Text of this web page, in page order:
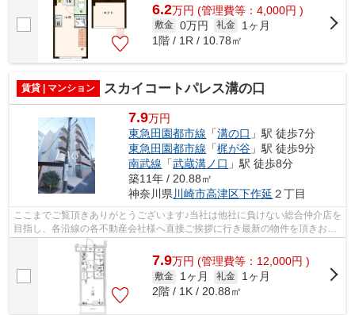
6.2万円 (管理費等：4,000円 )
敷金 0万円 礼金
1ヶ月
1階 / 1R / 10.78㎡
賃貸 | マンション スカイコートパレス溝の口
7.9万円
東急田園都市線 「溝の口 」駅 徒歩7分
東急田園都市線 「梶が谷 」駅 徒歩9分
南武線 「武蔵溝ノ口 」駅 徒歩8分
築11年 / 20.88㎡
神奈川県 川崎市高津区下作延 ２丁目
ここまでご覧頂きありがとうございます♪当社は他社に負けない総合仲介店を
目指し、各沿線の各不動産会社様へ直接ご挨拶に行き最新の物件を頂きお客
様へ提供しております！最新の情報は...
7.9万円 (管理費等：12,000円 )
敷金 1ヶ月 礼金
1ヶ月
2階 / 1K / 20.88㎡